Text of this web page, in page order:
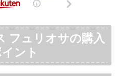
フュリオサの購入
ント